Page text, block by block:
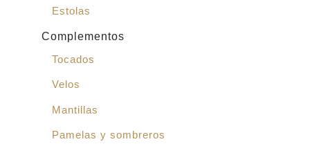
Estolas
Complementos
Tocados
Velos
Mantillas
Pamelas y sombreros